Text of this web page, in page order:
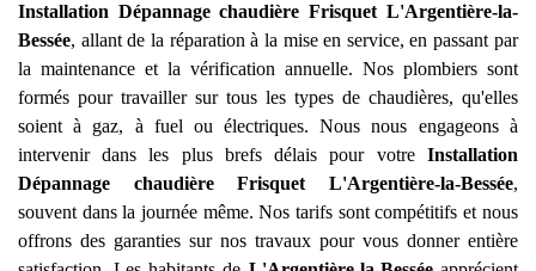
Installation Dépannage chaudière Frisquet L'Argentière-la-
Bessée, allant de la réparation à la mise en service, en passant par
la maintenance et la vérification annuelle. Nos plombiers sont
formés pour travailler sur tous les types de chaudières, qu'elles
soient à gaz, à fuel ou électriques. Nous nous engageons à
intervenir dans les plus brefs délais pour votre Installation
Dépannage chaudière Frisquet
L'Argentière-la-Bessée,
souvent dans la journée même. Nos tarifs sont compétitifs et nous
offrons des garanties sur nos travaux pour vous donner entière